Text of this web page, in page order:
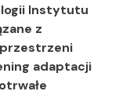
Instytutu
z
adaptacji